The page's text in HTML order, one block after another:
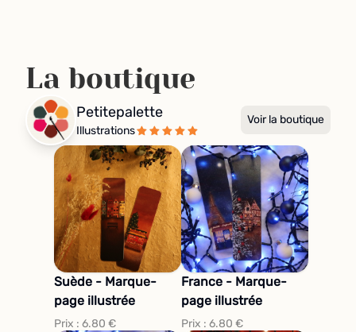
La boutique
Petitepalette
Illustrations
Voir la boutique
Suède - Marque-
page illustrée
Prix : 6.80 €
France - Marque-
page illustrée
Prix : 6.80 €